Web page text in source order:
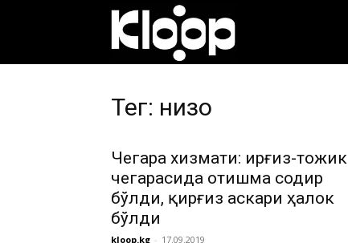
Тег: низо
Чегара хизмати: Қирғиз-тожик
чегарасида отишма содир
бўлди, қирғиз аскари ҳалок
бўлди
kloop.kg - 17.09.2019